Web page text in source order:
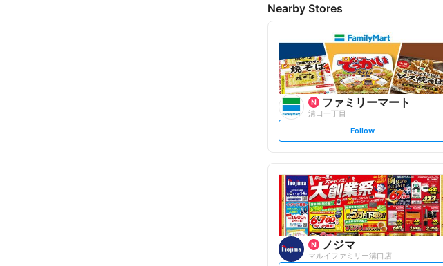
Nearby Stores
ファミリーマート
溝口一丁目
s
t
l
o
w
Follow
ノジマ
マルイファミリー溝口店